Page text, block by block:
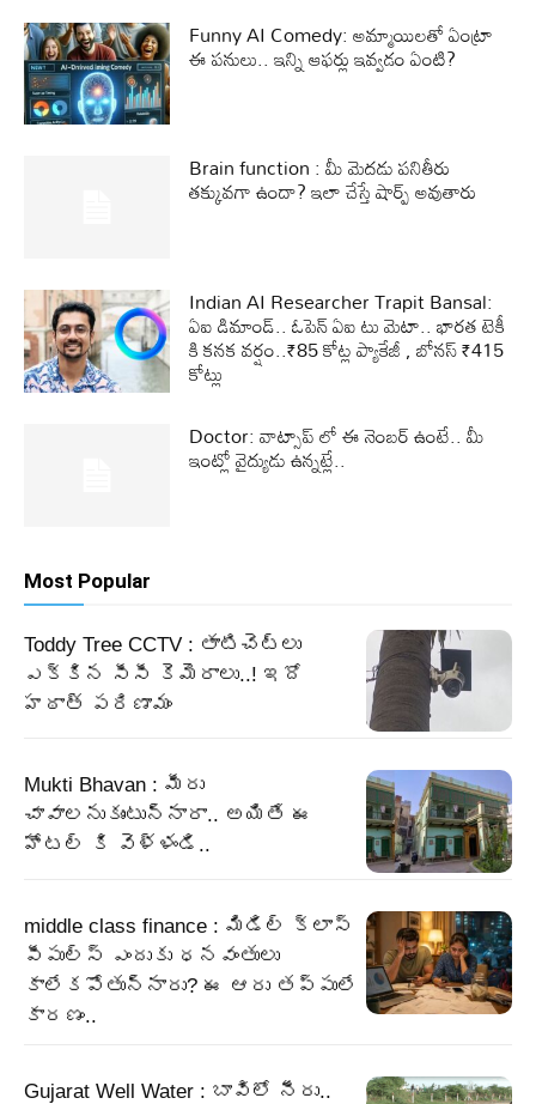
Funny AI Comedy: అమ్మాయిలతో ఏంట్రా
ఈ పనులు.. ఇన్ని ఆఫర్లు ఇవ్వడం ఏంటి?
Brain function : మీ మెదడు పనితీరు
తక్కువగా ఉందా? ఇలా చేస్తే షార్ప్ అవుతారు
Indian AI Researcher Trapit Bansal:
ఏఐ డిమాండ్.. ఓపెన్ ఏఐ టు మెటా.. భారత టెకీ
కి కనక వర్షం..₹85 కోట్ల ప్యాకేజీ , బోనస్ ₹415
కోట్లు
Doctor: వాట్సాప్ లో ఈ నెంబర్ ఉంటే.. మీ
ఇంట్లో వైద్యుడు ఉన్నట్లే..
Most Popular
Toddy Tree CCTV : తాటిచెట్లు
ఎక్కిన సీసీ కెమెరాలు..! ఇదో
హఠాత్ పరిణామం
Mukti Bhavan : మీరు
చావాలనుకుంటున్నారా.. అయితే ఈ
హోటల్ కి వెళ్ళండి..
middle class finance : మిడిల్ క్లాస్
పీపుల్స్ ఎందుకు ధనవంతులు
కాలేకపోతున్నారు? ఈ ఆరు తప్పులే
కారణం..
Gujarat Well Water : బావిలో నీరు..